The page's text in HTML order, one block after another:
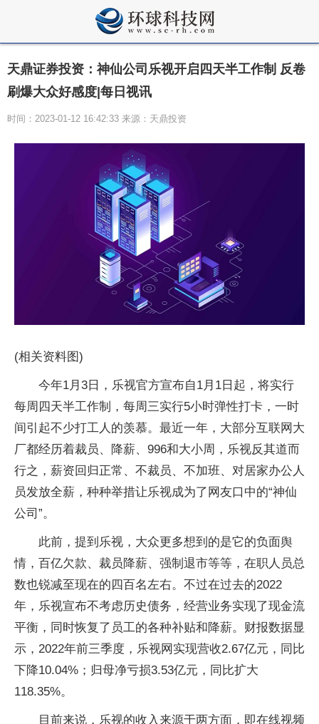
天鼎证券投资：神仙公司乐视开启四天半工作制 反卷
刷爆大众好感度|每日视讯
时间：2023-01-12 16:42:33 来源：天鼎投资
(相关资料图)
今年1月3日，乐视官方宣布自1月1日起，将实行
每周四天半工作制，每周三实行5小时弹性打卡，一时
间引起不少打工人的羡慕。最近一年，大部分互联网大
厂都经历着裁员、降薪、996和大小周，乐视反其道而
行之，薪资回归正常、不裁员、不加班、对居家办公人
员发放全薪，种种举措让乐视成为了网友口中的“神仙
公司”。
此前，提到乐视，大众更多想到的是它的负面舆
情，百亿欠款、裁员降薪、强制退市等等，在职人员总
数也锐减至现在的四百名左右。不过在过去的2022
年，乐视宣布不考虑历史债务，经营业务实现了现金流
平衡，同时恢复了员工的各种补贴和降薪。财报数据显
示，2022年前三季度，乐视网实现营收2.67亿元，同比
下降10.04%；归母净亏损3.53亿元，同比扩大
118.35%。
目前来说，乐视的收入来源于两方面，即在线视频